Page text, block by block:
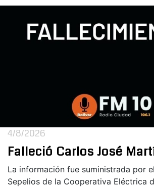
4/8/2026
Falleció Carlos José
La información fue suministrada por
Sepelios de la Cooperativa Eléctrica